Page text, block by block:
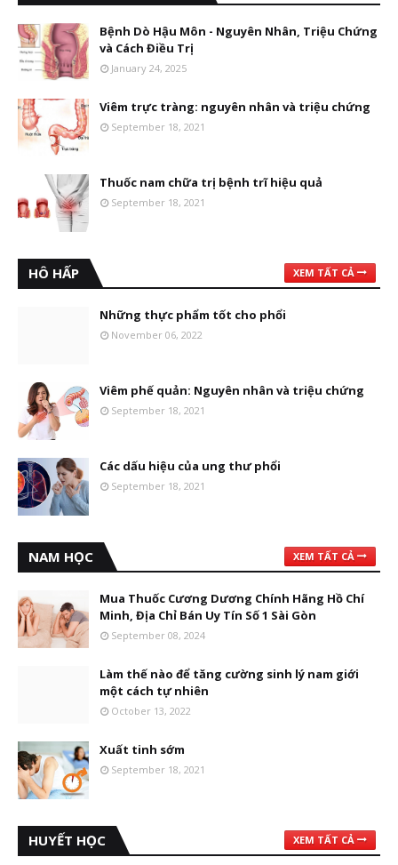
Bệnh Dò Hậu Môn - Nguyên Nhân, Triệu Chứng
và Cách Điều Trị
January 24, 2025
Viêm trực tràng: nguyên nhân và triệu chứng
September 18, 2021
Thuốc nam chữa trị bệnh trĩ hiệu quả
September 18, 2021
HÔ HẤP XEM TẤT CẢ
Những thực phẩm tốt cho phổi
November 06, 2022
Viêm phế quản: Nguyên nhân và triệu chứng
September 18, 2021
Các dấu hiệu của ung thư phổi
September 18, 2021
NAM HỌC XEM TẤT CẢ
Mua Thuốc Cương Dương Chính Hãng Hồ Chí
Minh, Địa Chỉ Bán Uy Tín Số 1 Sài Gòn
September 08, 2024
Làm thế nào để tăng cường sinh lý nam giới
một cách tự nhiên
October 13, 2022
Xuất tinh sớm
September 18, 2021
HUYẾT HỌC XEM TẤT CẢ